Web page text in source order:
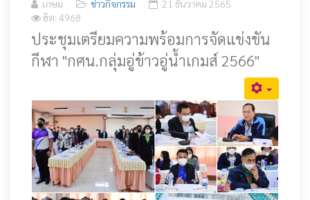
เกษม ข่าวกิจกรรม
21 ธันวาคม 2565
ฮิต: 4968
ประชุมเตรียมความพร้อมการจัดแข่งขัน
กีฬา "กศน.กลุ่มอู่ข้าวอู่น้ำเกมส์ 2566"